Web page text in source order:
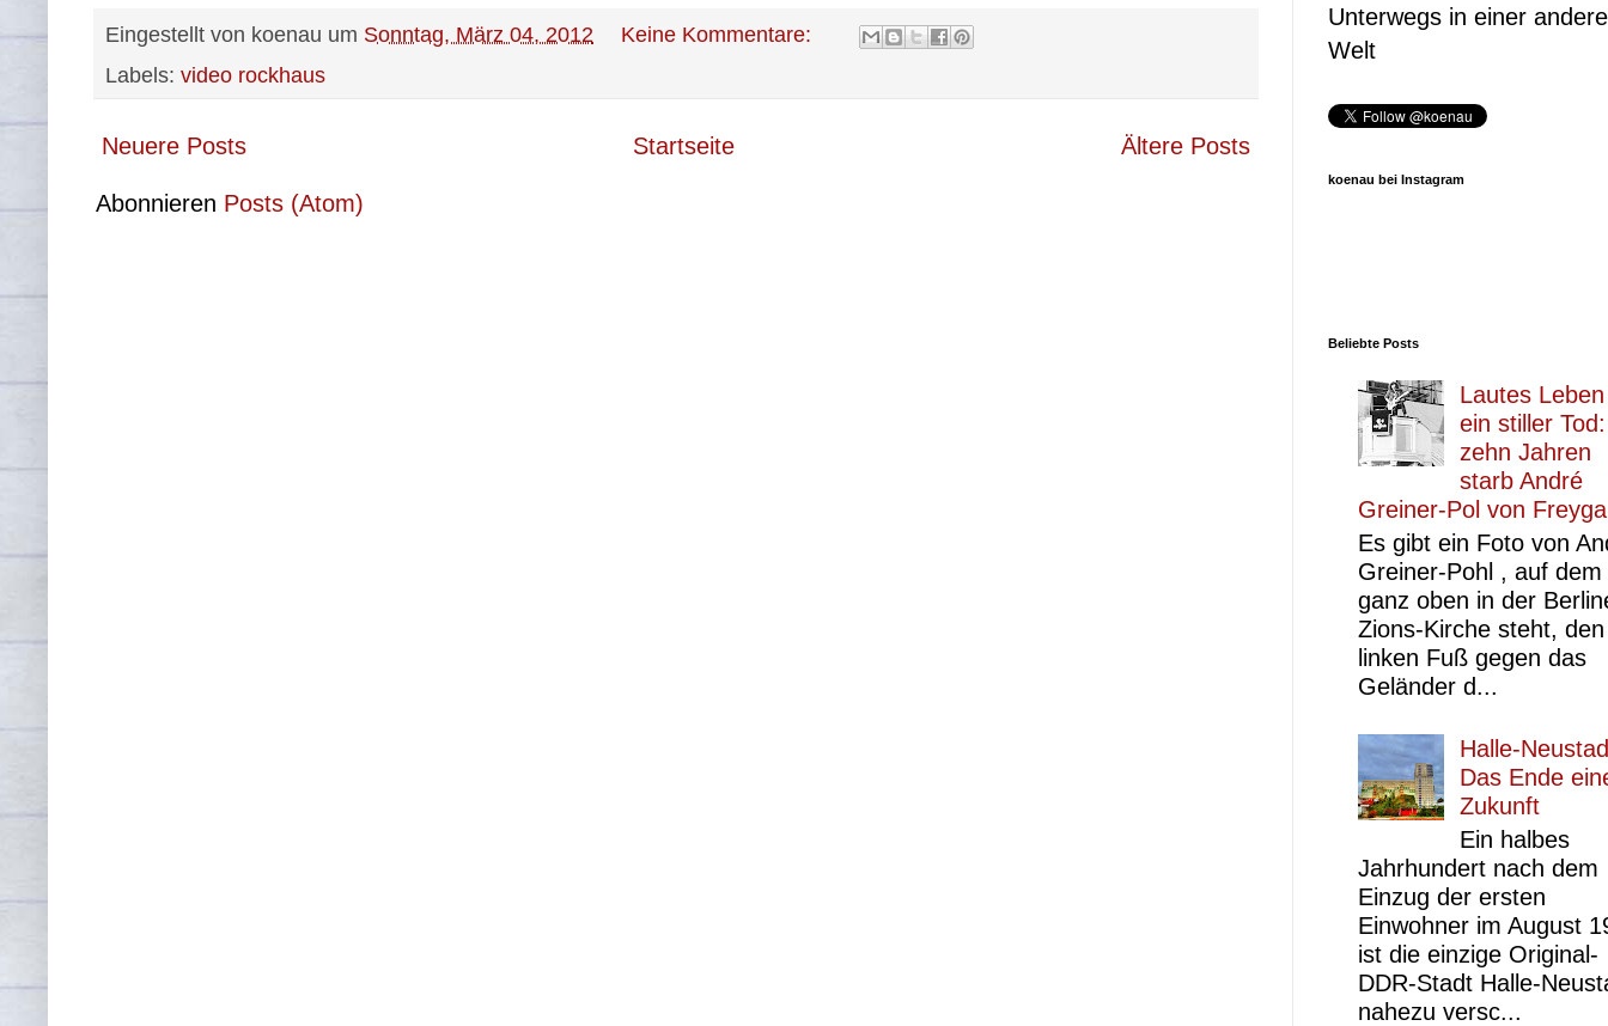
Eingestellt von koenau um Sonntag, März 04, 2012
Keine Kommentare:
Labels: video rockhaus
Neuere Posts Ältere Posts
Startseite
Abonnieren Posts (Atom)
Unterwegs in einer
Welt
koenau bei Instagram
Beliebte Posts
Lautes
ein stiller
zehn Jahren
starb André
Greiner-Pol von
Es gibt ein Foto von
Greiner-Pohl , auf dem
ganz oben in der
Zions-Kirche steht, den
linken Fuß gegen das
Geländer d...
Halle-
Das Ende
Zukunft
Ein halbes
Jahrhundert nach dem
Einzug der ersten
Einwohner im August
ist die einzige Original-
DDR-Stadt Halle-
nahezu versc...